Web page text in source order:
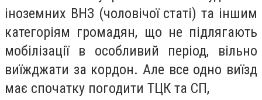
іноземних ВНЗ (чоловічої статі) та іншим
категоріям громадян, що не підлягають
мобілізації в особливий період, вільно
виїжджати за кордон. Але все одно виїзд
має спочатку погодити ТЦК та СП,